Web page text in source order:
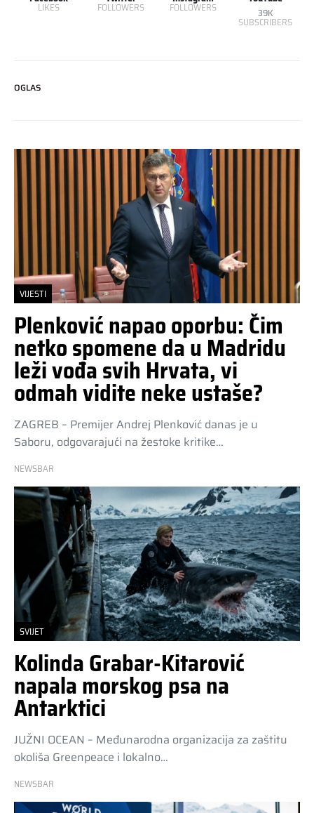
LIKES FOLLOWERS FOLLOWERS 39K
SUBSCRIBERS
OGLAS
VIJESTI
Plenković napao oporbu: Čim
netko spomene da u Madridu
leži vođa svih Hrvata, vi
odmah vidite neke ustaše?
ZAGREB – Premijer Andrej Plenković danas je u
Saboru, odgovarajući na žestoke kritike…
NEWSBAR
SVIJET
Kolinda Grabar-Kitarović
napala morskog psa na
Antarktici
JUŽNI OCEAN – Međunarodna organizacija za zaštitu
okoliša Greenpeace i lokalno…
NEWSBAR